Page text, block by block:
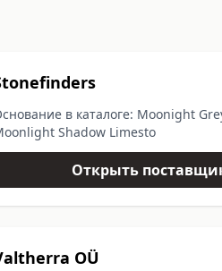
в каталоге: Moonight
Shadow Limesto
Открыть
OÜ